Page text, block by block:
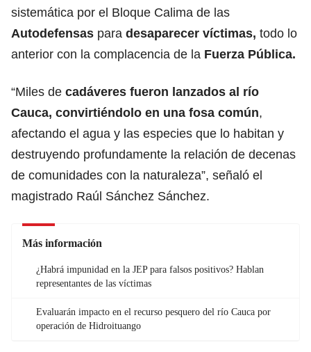
sistemática por el Bloque Calima de las
Autodefensas para desaparecer víctimas, todo lo
anterior con la complacencia de la Fuerza Pública.
“Miles de cadáveres fueron lanzados al río
Cauca, convirtiéndolo en una fosa común,
afectando el agua y las especies que lo habitan y
destruyendo profundamente la relación de decenas
de comunidades con la naturaleza”, señaló el
magistrado Raúl Sánchez Sánchez.
Más información
¿Habrá impunidad en la JEP para falsos positivos? Hablan
representantes de las víctimas
Evaluarán impacto en el recurso pesquero del río Cauca por
operación de Hidroituango